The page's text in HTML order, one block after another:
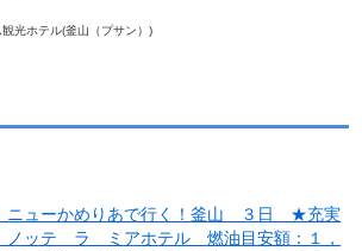
観光ホテル(釜山（プサン）)
ニューかめりあで行く！釜山 ３日 ★充実
ッテ ラ ミアホテル 燃油目安額：１，